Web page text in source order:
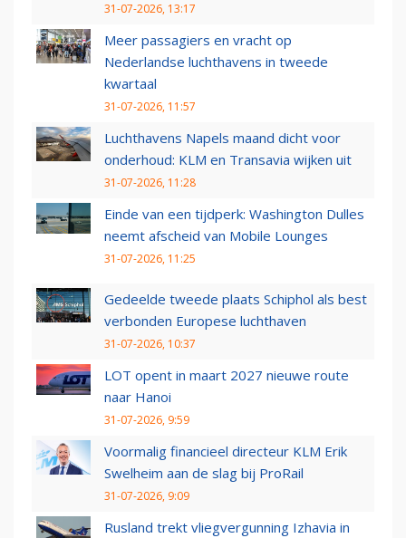
31-07-2026, 13:17
Meer passagiers en vracht op
Nederlandse luchthavens in tweede
kwartaal
31-07-2026, 11:57
Luchthavens Napels maand dicht voor
onderhoud: KLM en Transavia wijken uit
31-07-2026, 11:28
Einde van een tijdperk: Washington Dulles
neemt afscheid van Mobile Lounges
31-07-2026, 11:25
Gedeelde tweede plaats Schiphol als best
verbonden Europese luchthaven
31-07-2026, 10:37
LOT opent in maart 2027 nieuwe route
naar Hanoi
31-07-2026, 9:59
Voormalig financieel directeur KLM Erik
Swelheim aan de slag bij ProRail
31-07-2026, 9:09
Rusland trekt vliegvergunning Izhavia in